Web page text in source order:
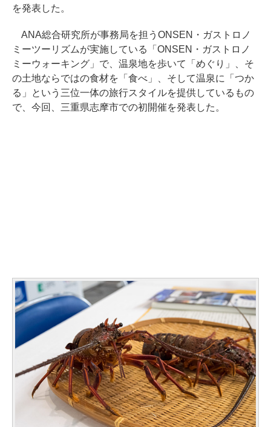
を発表した。
ANA総合研究所が事務局を担うONSEN・ガストロノ
ミーツーリズムが実施している「ONSEN・ガストロノ
ミーウォーキング」で、温泉地を歩いて「めぐり」、そ
の土地ならではの食材を「食べ」、そして温泉に「つか
る」という三位一体の旅行スタイルを提供しているもの
で、今回、三重県志摩市での初開催を発表した。